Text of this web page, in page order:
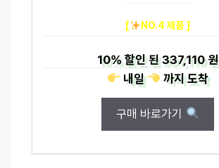
[ NO.4 제품 ]
10%할인 된337,110 원
내일
까지도착
구매 바로가기